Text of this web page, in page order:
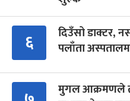
६
दिउँसो डाक्टर,
पलाँता
मुगल आक्रमणले